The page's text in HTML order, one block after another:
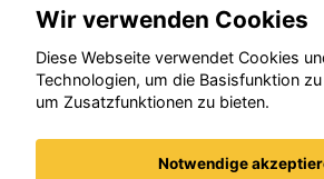
Drittanbieter Google LLC
Zustimmen und
aktivieren
Wir verwenden Cookies
Diese Webseite verwendet Cookies
Technologien, um die Basisfunktion
um Zusatzfunktionen zu bieten.
Notwendige